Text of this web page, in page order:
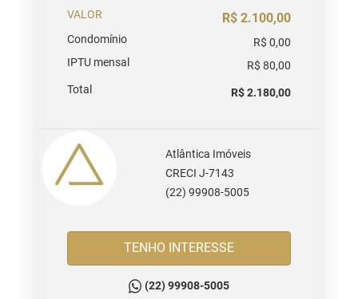
VALOR R$ 2.100,00
Condomínio
R$ 0,00
IPTU mensal
R$ 80,00
Total
R$ 2.180,00
Atlântica Imóveis
CRECI J-7143
(22) 99908-5005
TENHO INTERESSE
(22) 99908-5005